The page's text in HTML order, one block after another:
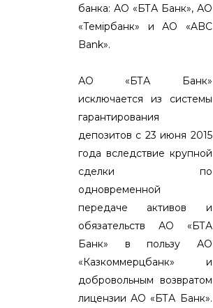
банка: АО «БТА Банк», АО
«Темiрбанк» и АО «ABC
Bank».
АО «БТА Банк»
исключается из системы
гарантирования
депозитов с 23 июня 2015
года вследствие крупной
сделки по
одновременной
передаче активов и
обязательств АО «БТА
Банк» в пользу АО
«Казкоммерцбанк» и
добровольным возвратом
лицензии АО «БТА Банк».